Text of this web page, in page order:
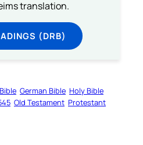
translation.
(DRB)
German Bible Holy Bible
Old Testament Protestant